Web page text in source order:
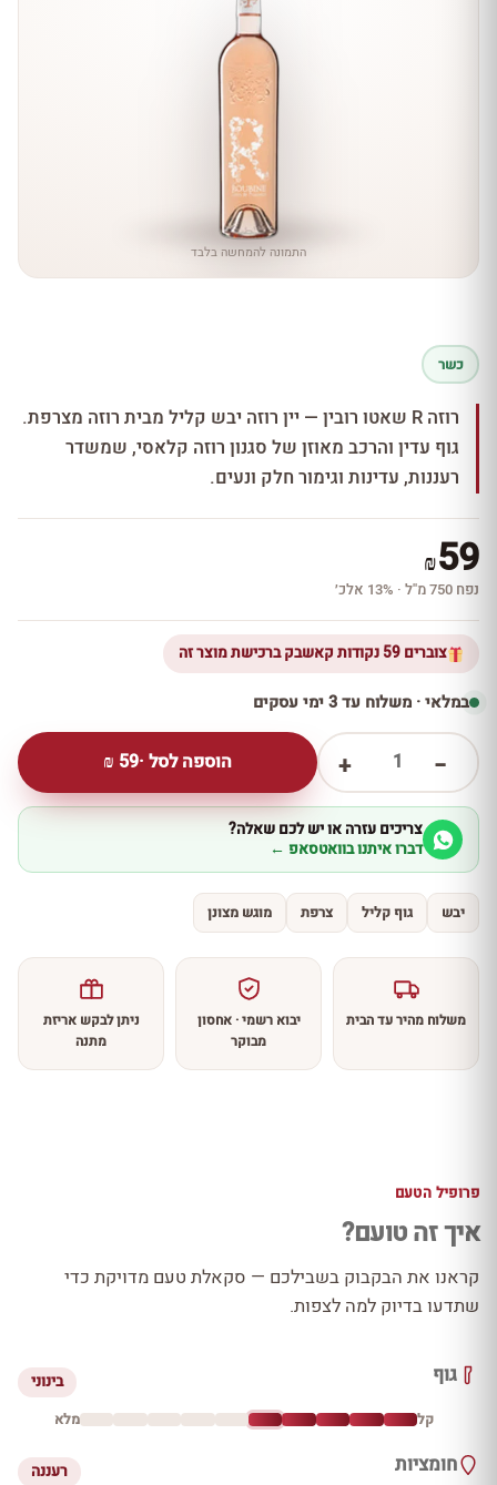
התמונה להמחשה בלבד
כשר
רוזה R שאטו רובין — יין רוזה יבש קליל מבית רוזה מצרפת.
גוף עדין והרכב מאוזן של סגנון רוזה קלאסי, שמשדר
רעננות, עדינות וגימור חלק ונעים.
₪59
נפח 750 מ''ל · 13% אלכ׳
צוברים 59 נקודות קאשבק ברכישת מוצר זה
במלאי · משלוח עד 3 ימי עסקים
−
1
+ הוספה לסל ·59
₪
צריכים עזרה או יש לכם שאלה?
דברו איתנו בוואטסאפ ←
יבש גוף קליל צרפת מוגש מצונן
משלוח מהיר עד הבית
יבוא רשמי · אחסון
מבוקר
ניתן לבקש אריזת
מתנה
פרופיל הטעם
איך זה טועם?
קראנו את הבקבוק בשבילכם — סקאלת טעם מדויקת כדי
שתדעו בדיוק למה לצפות.
גוף בינוני
קל מלא
חומציות רעננה